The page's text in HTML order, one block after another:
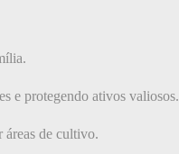
e protegendo ativos valiosos.
áreas de cultivo.